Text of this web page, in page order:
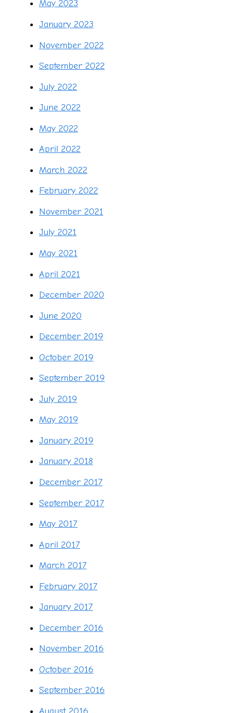
May 2023
January 2023
November 2022
September 2022
July 2022
June 2022
May 2022
April 2022
March 2022
February 2022
November 2021
July 2021
May 2021
April 2021
December 2020
June 2020
December 2019
October 2019
September 2019
July 2019
May 2019
January 2019
January 2018
December 2017
September 2017
May 2017
April 2017
March 2017
February 2017
January 2017
December 2016
November 2016
October 2016
September 2016